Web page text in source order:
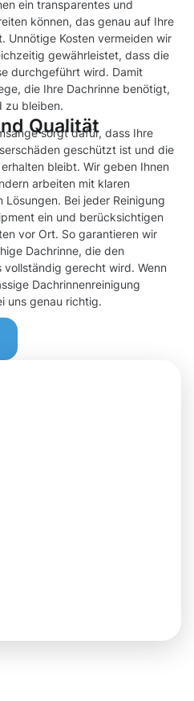
ein transparentes und
können, das genau auf Ihre
Unnötige Kosten vermeiden wir
gewährleistet, dass die
durchgeführt wird. Damit
die Ihre Dachrinne benötigt,
zu bleiben.
Qualität
sorgt dafür, dass Ihre
geschützt ist und die
bleibt. Wir geben Ihnen
arbeiten mit klaren
Bei jeder Reinigung
ein und berücksichtigen
vor Ort. So garantieren wir
Dachrinne, die den
vollständig gerecht wird. Wenn
Dachrinnenreinigung
uns genau richtig.